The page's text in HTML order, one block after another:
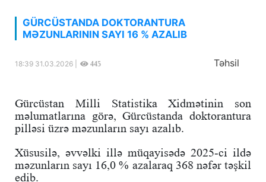
GÜRCÜSTANDA DOKTORANTURA
MƏZUNLARININ SAYI 16 % AZALIB
18:39 31.03.2026 | 445 Təhsil
Gürcüstan Milli Statistika Xidmətinin son
məlumatlarına görə, Gürcüstanda doktorantura
pilləsi üzrə məzunların sayı azalıb.
Xüsusilə, əvvəlki illə müqayisədə 2025-ci ildə
məzunların sayı 16,0 % azalaraq 368 nəfər təşkil
edib.